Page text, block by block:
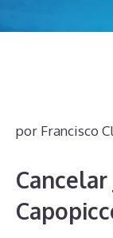
por Francisco
Cancelar